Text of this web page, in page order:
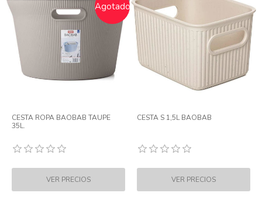
Agotado
CESTA ROPA BAOBAB TAUPE
35L.
CESTA S 1,5L BAOBAB